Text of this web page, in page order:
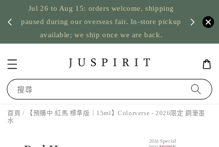
Jul 26 to Aug 15: orders welcome, shipping
paused during our overseas fair. In-store pickup
available; we ship once we are back.
US
搜尋
首頁 / 【預購中 紅馬 標準版｜15ml】Colorverse - 2026限定 鋼筆墨
水